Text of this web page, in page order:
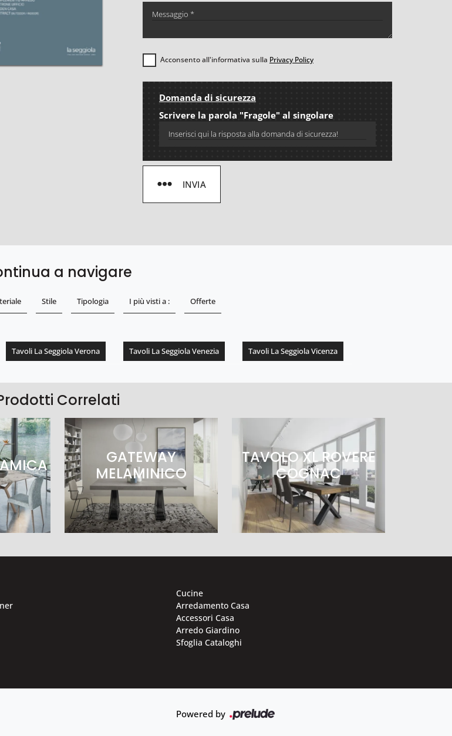
Acconsento all'informativa sulla Privacy Policy
Domanda di sicurezza
Scrivere la parola "Fragole" al singolare
INVIA
a navigare
Stile Tipologia I più visti a : Offerte
Tavoli La Seggiola Verona Tavoli La Seggiola Venezia Tavoli La Seggiola Vicenza
Correlati
GATEWAY
MELAMINICO
TAVOLO XL ROVERE
COGNAC
Cucine
Arredamento Casa
Accessori Casa
Arredo Giardino
Sfoglia Cataloghi
Powered by